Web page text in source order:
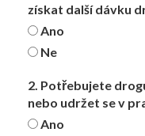
získat další dávku
Ano
Ne
2. Potřebujete
nebo udržet se v
Ano